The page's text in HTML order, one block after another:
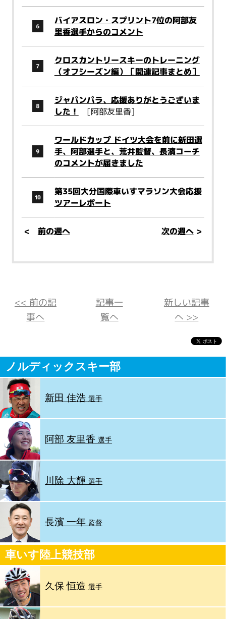
バイアスロン・スプリント7位の阿部友
里香選手からのコメント
クロスカントリースキーのトレーニング
（オフシーズン編）［関連記事まとめ］
ジャパンパラ、応援ありがとうございま
した！ [阿部友里香]
ワールドカップ ドイツ大会を前に新田選
手、阿部選手と、荒井監督、長濱コーチ
のコメントが届きました
第35回大分国際車いすマラソン大会応援
ツアーレポート
< 前の週へ 次の週へ>
<< 前の記
事へ
記事一
覧へ
新しい記事
へ >>
ノルディックスキー部
新田 佳浩選手
阿部 友里香選手
川除 大輝選手
長濱 一年 監督
車いす陸上競技部
久保 恒造 選手